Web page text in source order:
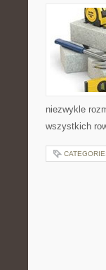
niezwykle
wszystkich